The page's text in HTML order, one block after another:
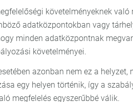
követelményeknek való
adatközpontokban vagy
minden adatközpontnak
követelményei.
azonban nem ez a helyzet,
egy helyen történik, így a
megfelelés egyszerűbbé válik.